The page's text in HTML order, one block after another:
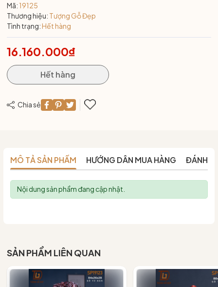
Mã: 19125
Thương hiệu: Tượng Gỗ Đẹp
Tình trạng:Hết hàng
16.160.000₫
Hết hàng
Chia sẻ
MÔ TẢ SẢN PHẨM HƯỚNG DẪN MUA HÀNG ĐÁNH
Nội dung sản phẩm đang cập nhật.
SẢN PHẨM LIÊN QUAN